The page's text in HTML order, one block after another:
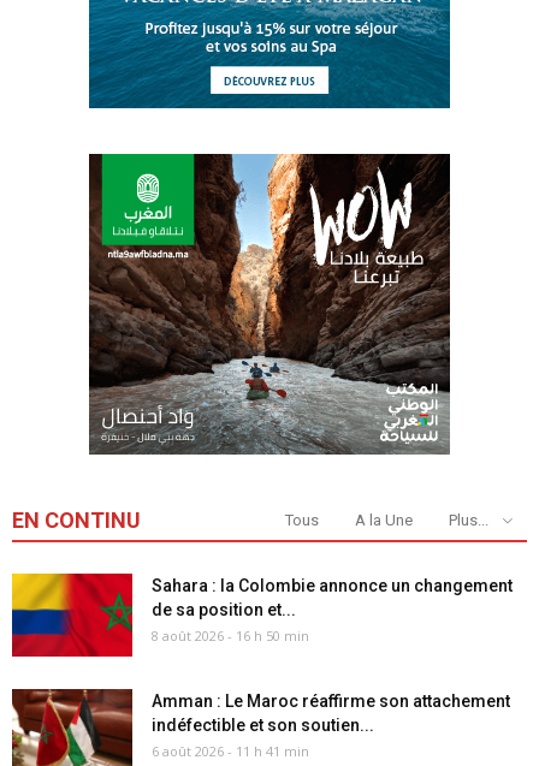
EN CONTINU Tous A la Une Plus...
Sahara : la Colombie annonce un changement
de sa position et...
8 août 2026 - 16 h 50 min
Amman : Le Maroc réaffirme son attachement
indéfectible et son soutien...
6 août 2026 - 11 h 41 min